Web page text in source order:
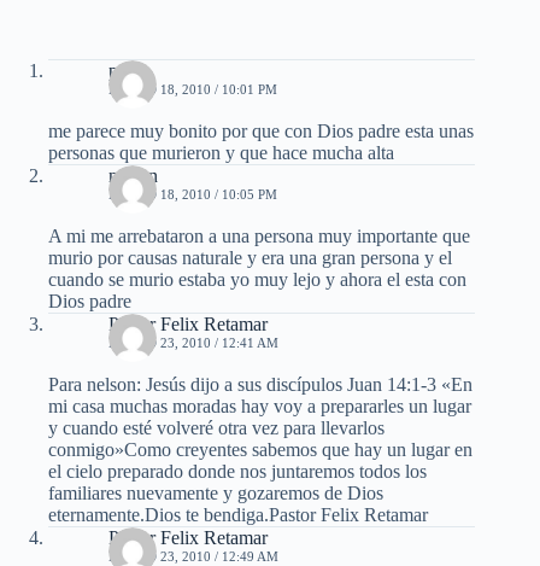
pepa
MARZO 18, 2010 / 10:01 PM
me parece muy bonito por que con Dios padre esta unas
personas que murieron y que hace mucha alta
nelson
MARZO 18, 2010 / 10:05 PM
A mi me arrebataron a una persona muy importante que
murio por causas naturale y era una gran persona y el
cuando se murio estaba yo muy lejo y ahora el esta con
Dios padre
Pastor Felix Retamar
MARZO 23, 2010 / 12:41 AM
Para nelson: Jesús dijo a sus discípulos Juan 14:1-3 «En
mi casa muchas moradas hay voy a prepararles un lugar
y cuando esté volveré otra vez para llevarlos
conmigo»Como creyentes sabemos que hay un lugar en
el cielo preparado donde nos juntaremos todos los
familiares nuevamente y gozaremos de Dios
eternamente.Dios te bendiga.Pastor Felix Retamar
Pastor Felix Retamar
MARZO 23, 2010 / 12:49 AM